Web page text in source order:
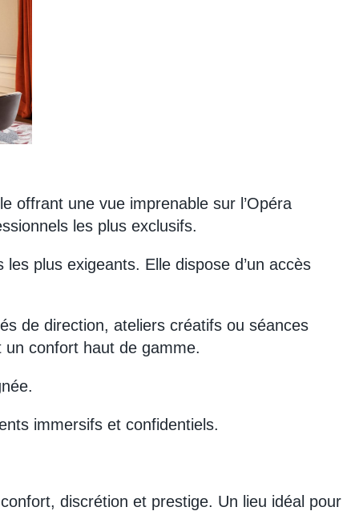
offrant une vue imprenable sur l’Opéra
les plus exclusifs.
plus exigeants. Elle dispose d’un accès
de direction, ateliers créatifs ou séances
un confort haut de gamme.
immersifs et confidentiels.
discrétion et prestige. Un lieu idéal pour